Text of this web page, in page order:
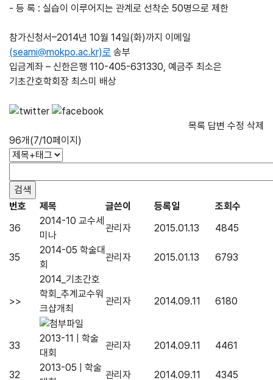
- 등 록 : 실습이 이루어지는 관계로 선착순 50명으로 제한
참가신청서–2014년 10월 14일(화)까지 이메일
(seami@mokpo.ac.kr)로 송부
입금계좌 – 신한은행 110-405-631330, 예금주 최소은
기초간호학회장 최스미 배상
목록 답변 수정 삭제
96개(7/10페이지)
번호 제목 글쓴이 등록일
조회수
36
2014-10 교수세
미나
관리자 2015.01.13 4845
35
2014-05 학술대
회
관리자 2015.01.13 6793
>>
2014_기초간호
학회_추계교수워
크샵개최
관리자 2014.09.11 6180
33
2013-11 | 학술
대회
관리자 2014.09.11 4461
32
2013-05 | 학술
관리자 2014.09.11 4345